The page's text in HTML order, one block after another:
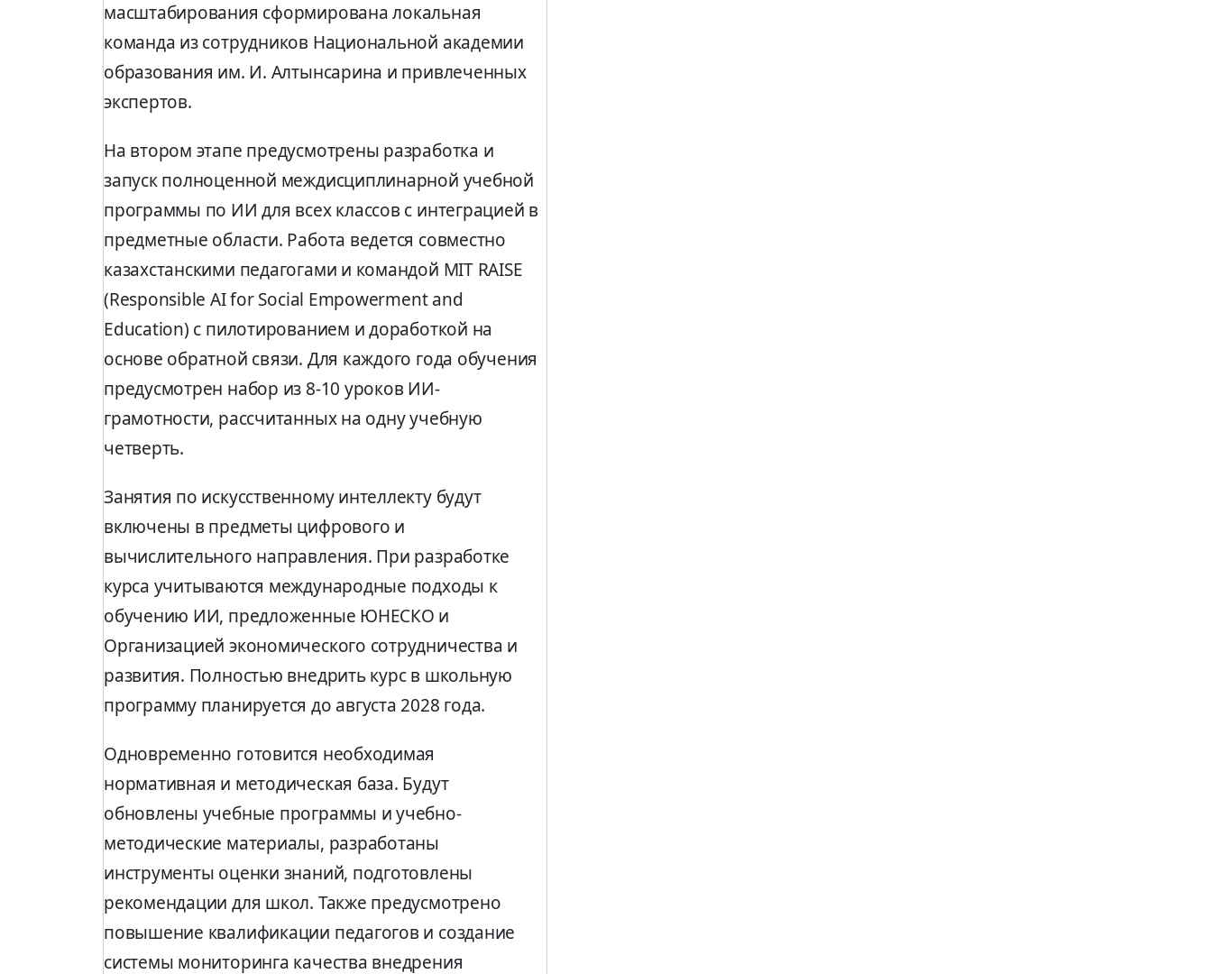
масштабирования сформирована локальная
команда из сотрудников Национальной академии
образования им. И. Алтынсарина и привлеченных
экспертов.
На втором этапе предусмотрены разработка и
запуск полноценной междисциплинарной учебной
программы по ИИ для всех классов с интеграцией в
предметные области. Работа ведется совместно
казахстанскими педагогами и командой MIT RAISE
(Responsible AI for Social Empowerment and
Education) с пилотированием и доработкой на
основе обратной связи. Для каждого года обучения
предусмотрен набор из 8-10 уроков ИИ-
грамотности, рассчитанных на одну учебную
четверть.
Занятия по искусственному интеллекту будут
включены в предметы цифрового и
вычислительного направления. При разработке
курса учитываются международные подходы к
обучению ИИ, предложенные ЮНЕСКО и
Организацией экономического сотрудничества и
развития. Полностью внедрить курс в школьную
программу планируется до августа 2028 года.
Одновременно готовится необходимая
нормативная и методическая база. Будут
обновлены учебные программы и учебно-
методические материалы, разработаны
инструменты оценки знаний, подготовлены
рекомендации для школ. Также предусмотрено
повышение квалификации педагогов и создание
системы мониторинга качества внедрения